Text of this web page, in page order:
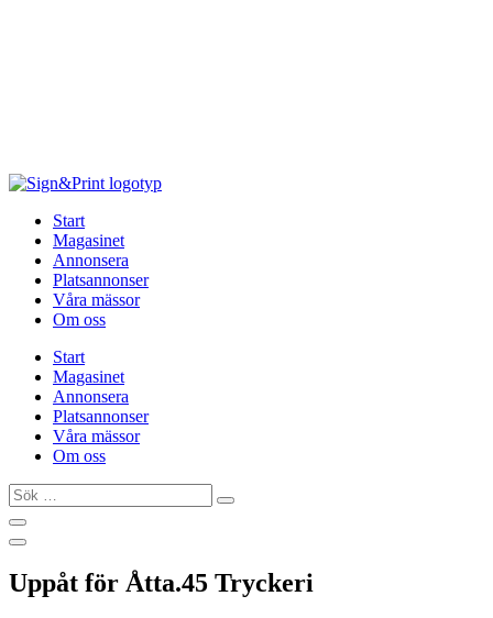
Start
Magasinet
Annonsera
Platsannonser
Våra mässor
Om oss
Start
Magasinet
Annonsera
Platsannonser
Våra mässor
Om oss
Sök
…
Uppåt för Åtta.45 Tryckeri